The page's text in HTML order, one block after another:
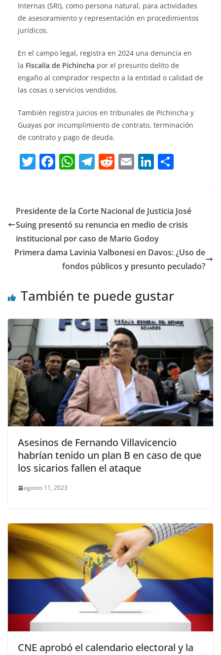
Internas (SRI), como persona natural, para actividades
de asesoramiento y representación en procedimientos
jurídicos.
En el campo legal, registra en 2024 una denuncia en
la Fiscalía de Pichincha por el presunto delito de
engaño al comprador respecto a la entidad o calidad de
las cosas o servicios vendidos.
También registra juicios en tribunales de Pichincha y
Guayas por incumplimiento de contrato, terminación
de contrato y pago de deuda.
T
er
F
e
b
o
o
k
W
s
A
p
p
T
gr
a
m
R
di
t
E
l
Li
e
dI
n
p
ar
Presidente de la Corte Nacional de Justicia José
Suing presentó su renuncia en medio de crisis
institucional por caso de Mario Godoy
Primera dama Lavinia Valbonesi en Davos: ¿Uso de
fondos públicos y presunto peculado?
También te puede gustar
Asesinos de Fernando Villavicencio
habrían tenido un plan B en caso de que
los sicarios fallen el ataque
agosto 11, 2023
CNE aprobó el calendario electoral y la